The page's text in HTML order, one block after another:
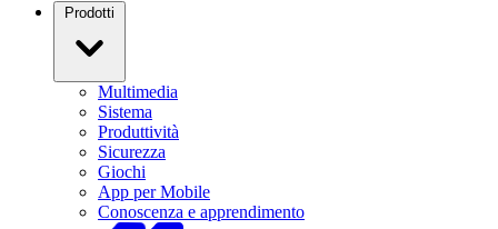
Prodotti
Multimedia
Sistema
Produttività
Sicurezza
Giochi
App per Mobile
Conoscenza e apprendimento